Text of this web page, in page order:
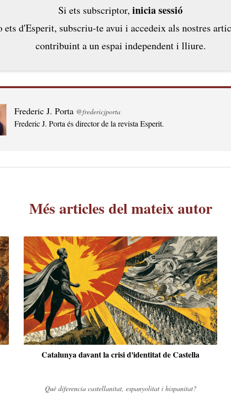
Si ets subscriptor, inicia sessió
ets d'Esperit, subscriu-te avui i accedeix als nostres
contribuint a un espai independent i lliure.
Frederic J. Porta @fredericjporta
Frederic J. Porta és director de la revista Esperit.
Més articles del mateix autor
EN OBERT
La refundació de la dreta nacionalista
Un nou cicle reclama un nou paradigma.